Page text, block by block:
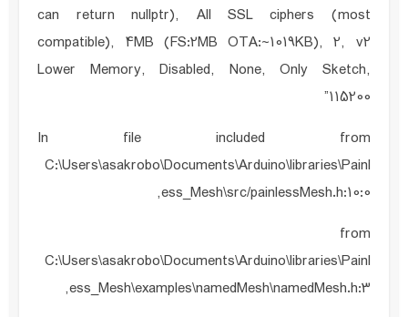
can return nullptr), All SSL ciphers (most
compatible), 4MB (FS:2MB OTA:~1019KB), 2, v2
Lower Memory, Disabled, None, Only Sketch,
115200”
In file included from
C:\Users\asakrobo\Documents\Arduino\libraries\Painl
ess_Mesh\src/painlessMesh.h:10:0,
from
C:\Users\asakrobo\Documents\Arduino\libraries\Painl
ess_Mesh\examples\namedMesh\namedMesh.h:3,